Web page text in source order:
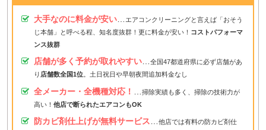
大手なのに料金が安い…
エアコンクリーニングと言えば「おそう
じ本舗」と呼べる程、知名度抜群！更に料金が安い！ コストパフォーマ
ンス抜群
店舗が多く予約が取れやすい…全国47都道府県に必ず店舗があ
り 店舗数全国1位。土日祝日や早朝夜間追加料金なし
全メーカー・全機種対応！
掃除実績も多く、掃除の技術力が
高い！ 他店で断られたエアコンもOK
防カビ剤仕上げが無料サービス
他店では有料の防カビ剤仕